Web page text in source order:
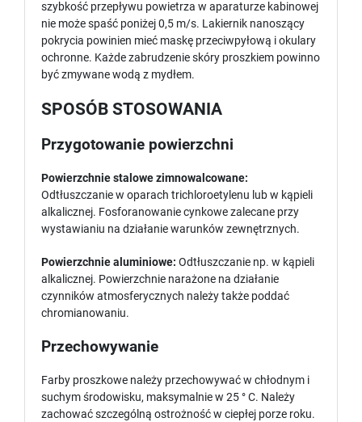
szybkość przepływu powietrza w aparaturze kabinowej
nie może spaść poniżej 0,5 m/s. Lakiernik nanoszący
pokrycia powinien mieć maskę przeciwpyłową i okulary
ochronne. Każde zabrudzenie skóry proszkiem powinno
być zmywane wodą z mydłem.
SPOSÓB STOSOWANIA
Przygotowanie powierzchni
Powierzchnie stalowe zimnowalcowane:
Odtłuszczanie w oparach trichloroetylenu lub w kąpieli
alkalicznej. Fosforanowanie cynkowe zalecane przy
wystawianiu na działanie warunków zewnętrznych.
Powierzchnie aluminiowe: Odtłuszczanie np. w kąpieli
alkalicznej. Powierzchnie narażone na działanie
czynników atmosferycznych należy także poddać
chromianowaniu.
Przechowywanie
Farby proszkowe należy przechowywać w chłodnym i
suchym środowisku, maksymalnie w 25 ° C. Należy
zachować szczególną ostrożność w ciepłej porze roku.